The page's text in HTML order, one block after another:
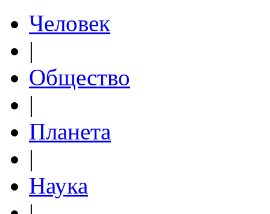
Человек
|
Общество
|
Планета
|
Наука